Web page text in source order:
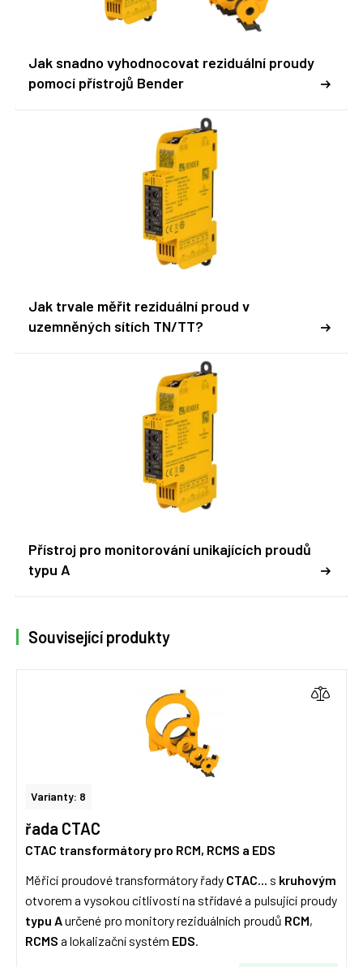
Jak snadno vyhodnocovat reziduální proudy
pomocí přístrojů Bender
Jak trvale měřit reziduální proud v
uzemněných sítích TN/TT?
Přístroj pro monitorování unikajících proudů
typu A
Související produkty
Varianty: 8
řada CTAC
CTAC transformátory pro RCM, RCMS a EDS
Měřicí proudové transformátory řady CTAC... s kruhovým
otvorem a vysokou citlivostí na střídavé a pulsující proudy
typu Aurčené pro monitory reziduálních proudů RCM,
RCMS a lokalizační systém EDS